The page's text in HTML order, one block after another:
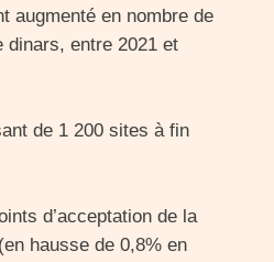
augmenté en nombre de
dinars, entre 2021 et
de 1 200 sites à fin
d’acceptation de la
hausse de 0,8% en